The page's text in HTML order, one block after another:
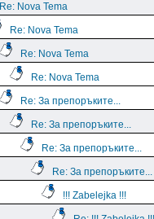
Re: Nova Tema
Re: Nova Tema
Re: Nova Tema
Re: Nova Tema
Re: За препоръките...
Re: За препоръките...
Re: За препоръките...
Re: За препоръките...
!!! Zabelejka !!!